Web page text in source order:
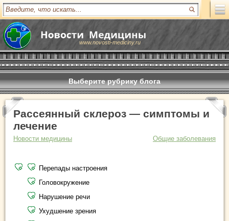
www.novosti-mediciny.ru
Выберите рубрику блога
Рассеянный склероз — симптомы и
лечение
Новости медицины Общие заболевания
Перепады настроения
Головокружение
Нарушение речи
Ухудшение зрения